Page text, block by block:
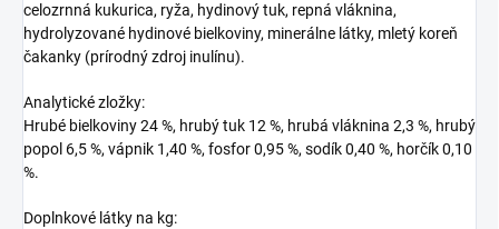
celozrnná kukurica, ryža, hydinový tuk, repná vláknina,
hydrolyzované hydinové bielkoviny, minerálne látky, mletý koreň
čakanky (prírodný zdroj inulínu).
Analytické zložky:
Hrubé bielkoviny 24 %, hrubý tuk 12 %, hrubá vláknina 2,3 %, hrubý
popol 6,5 %, vápnik 1,40 %, fosfor 0,95 %, sodík 0,40 %, horčík 0,10
%.
Doplnkové látky na kg: